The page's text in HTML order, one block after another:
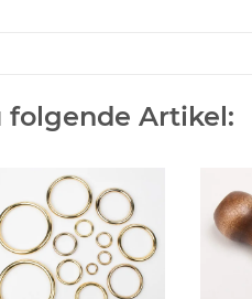
folgende Artikel: